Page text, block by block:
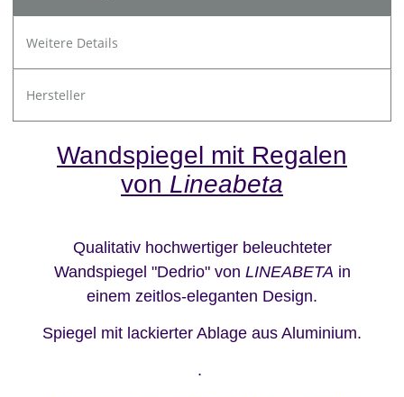
Weitere Details
Hersteller
Wandspiegel mit Regalen
von Lineabeta
Qualitativ hochwertiger beleuchteter
Wandspiegel "Dedrio" von LINEABETA in
einem zeitlos-eleganten Design.
Spiegel mit lackierter Ablage aus Aluminium.
.